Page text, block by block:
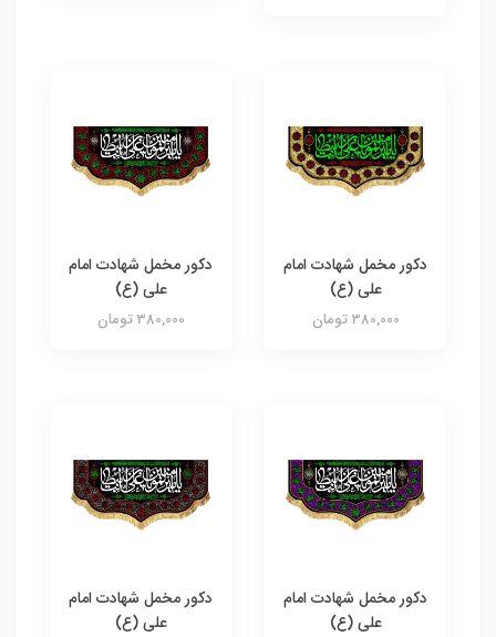
دکور مخمل شهادت امام
علی (ع)
380,000 تومان
دکور مخمل شهادت امام
علی (ع)
380,000 تومان
دکور مخمل شهادت امام
علی (ع)
دکور مخمل شهادت امام
علی (ع)